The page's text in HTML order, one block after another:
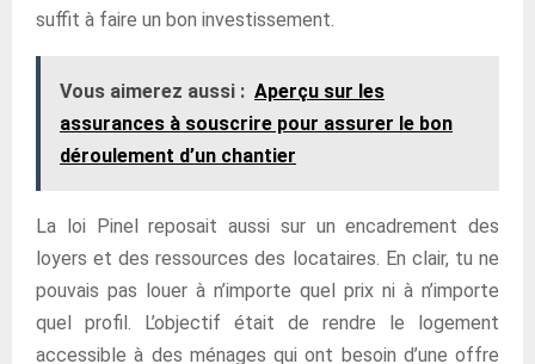
suffit à faire un bon investissement.
Vous aimerez aussi : Aperçu sur les
assurances à souscrire pour assurer le bon
déroulement d’un chantier
La loi Pinel reposait aussi sur un encadrement des
loyers et des ressources des locataires. En clair, tu ne
pouvais pas louer à n’importe quel prix ni à n’importe
quel profil. L’objectif était de rendre le logement
accessible à des ménages qui ont besoin d’une offre